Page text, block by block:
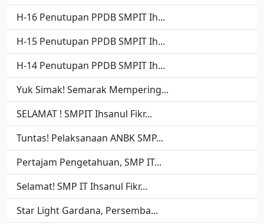
H-16 Penutupan PPDB SMPIT Ih...
H-15 Penutupan PPDB SMPIT Ih...
H-14 Penutupan PPDB SMPIT Ih...
Yuk Simak! Semarak Mempering...
SELAMAT ! SMPIT Ihsanul Fikr...
Tuntas! Pelaksanaan ANBK SMP...
Pertajam Pengetahuan, SMP IT...
Selamat! SMP IT Ihsanul Fikr...
Star Light Gardana, Persemba...